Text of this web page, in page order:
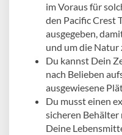
im Voraus für
den Pacific Crest
ausgegeben,
und um die Natur
Du kannst Dein
nach Belieben
ausgewiesene
Du musst einen
sicheren
Deine